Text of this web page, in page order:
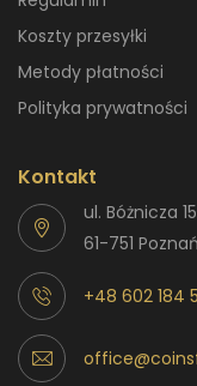
Koszty przesyłki
Metody płatności
Polityka prywatności
Kontakt
ul. Bóżnicza
61-751 Poznań
+48 602 184